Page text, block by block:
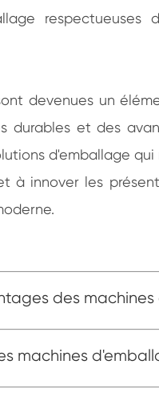
devenues un
durables et des
d'emballage
à innover les
des
machines